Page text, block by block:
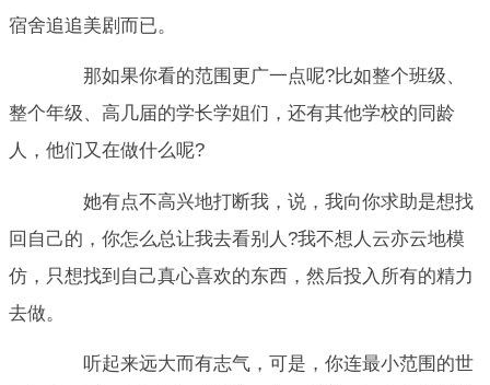
宿舍追追美剧而已。
那如果你看的范围更广一点呢?比如整个班级、
整个年级、高几届的学长学姐们，还有其他学校的同龄
人，他们又在做什么呢?
她有点不高兴地打断我，说，我向你求助是想找
回自己的，你怎么总让我去看别人?我不想人云亦云地模
仿，只想找到自己真心喜欢的东西，然后投入所有的精力
去做。
听起来远大而有志气，可是，你连最小范围的世